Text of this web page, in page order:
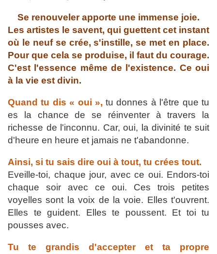
Se renouveler apporte une immense joie.
Les artistes le savent, qui guettent cet instant
où le neuf se crée, s'instille, se met en place.
Pour que cela se produise, il faut du courage.
C'est l'essence même de l'existence. Ce oui
à la vie est divin.
Quand tu dis « oui », tu donnes à l'être que tu
es la chance de se réinventer à travers la
richesse de l'inconnu. Car, oui, la divinité te suit
d'heure en heure et jamais ne t'abandonne.
Ainsi, si tu sais dire oui à tout, tu crées tout.
Eveille-toi, chaque jour, avec ce oui. Endors-toi
chaque soir avec ce oui. Ces trois petites
voyelles sont la voix de la voie. Elles t'ouvrent.
Elles te guident. Elles te poussent. Et toi tu
pousses avec.
Tu te grandis d'accepter et ta propre